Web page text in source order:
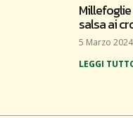
salsa ai
5 Marzo 2024
LEGGI